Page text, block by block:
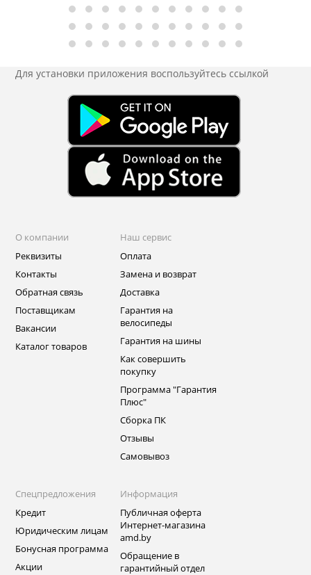
Для установки приложения воспользуйтесь ссылкой
О компании
Реквизиты
Контакты
Обратная связь
Поставщикам
Вакансии
Каталог товаров
Наш сервис
Оплата
Замена и возврат
Доставка
Гарантия на
велосипеды
Гарантия на шины
Как совершить
покупку
Программа "Гарантия
Плюс"
Сборка ПК
Отзывы
Самовывоз
Спецпредложения
Кредит
Юридическим лицам
Бонусная программа
Акции
Информация
Публичная оферта
Интернет-магазина
amd.by
Обращение в
гарантийный отдел